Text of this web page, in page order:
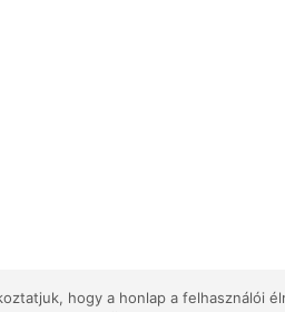
hogy a honlap a felhasználói